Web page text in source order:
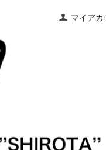
マイアカ